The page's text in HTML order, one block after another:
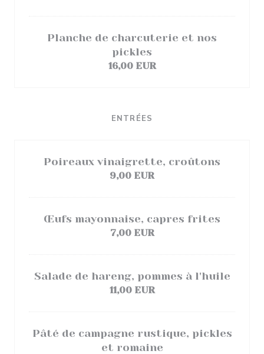
Planche de charcuterie et nos
pickles
16,00 EUR
ENTRÉES
Poireaux vinaigrette, croûtons
9,00 EUR
Œufs mayonnaise, capres frites
7,00 EUR
Salade de hareng, pommes à l'huile
11,00 EUR
Pâté de campagne rustique, pickles
et romaine